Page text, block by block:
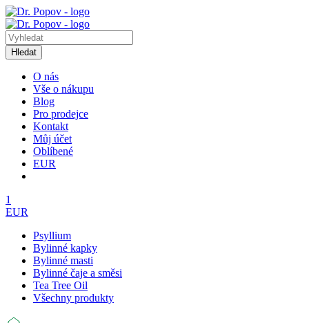
Hledat
O nás
Vše o nákupu
Blog
Pro prodejce
Kontakt
Můj účet
Oblíbené
EUR
1
EUR
Psyllium
Bylinné kapky
Bylinné masti
Bylinné čaje a směsi
Tea Tree Oil
Všechny produkty